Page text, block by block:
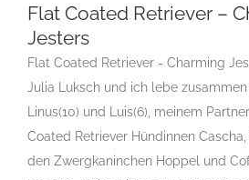
Flat Coated Retriever –
F Gruppe 8 Gruppe 8-Sektion 1
Züchter Flatcoated Retriever
Flatcoated Retriever Landesgruppe
Standard Rassehunde von A bis Z
Flat Coated Retriever –
Jesters
Flat Coated Retriever - Charming
Julia Luksch und ich lebe
Linus(10) und Luis(6), meinem
Coated Retriever Hündinnen
den Zwergkaninchen Hoppel und